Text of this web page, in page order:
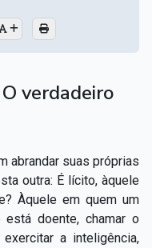
poucos os
última hora ▸
e falsos
▸
verdadeiro
abrandar suas próprias
outra: É lícito, àquele
Àquele em quem um
está doente, chamar o
a inteligência,